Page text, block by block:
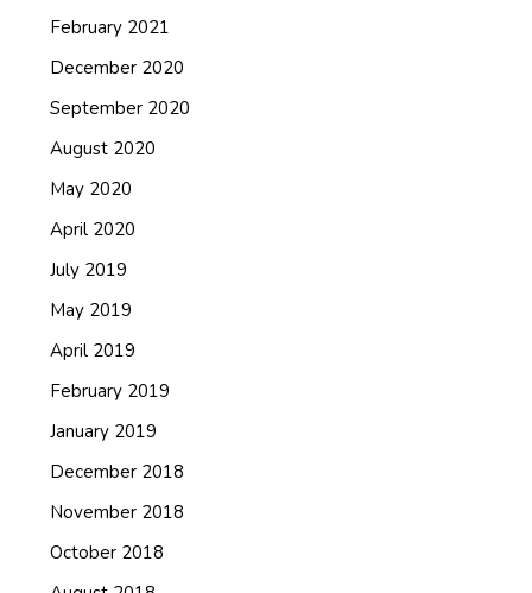
February 2021
December 2020
September 2020
August 2020
May 2020
April 2020
July 2019
May 2019
April 2019
February 2019
January 2019
December 2018
November 2018
October 2018